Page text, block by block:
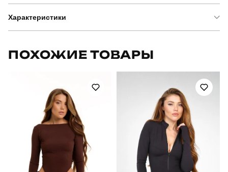
Характеристики
Призначення для повсякденного носіння
повсякденний
Склад тканини 100% поліестер
ПОХОЖИЕ ТОВАРЫ